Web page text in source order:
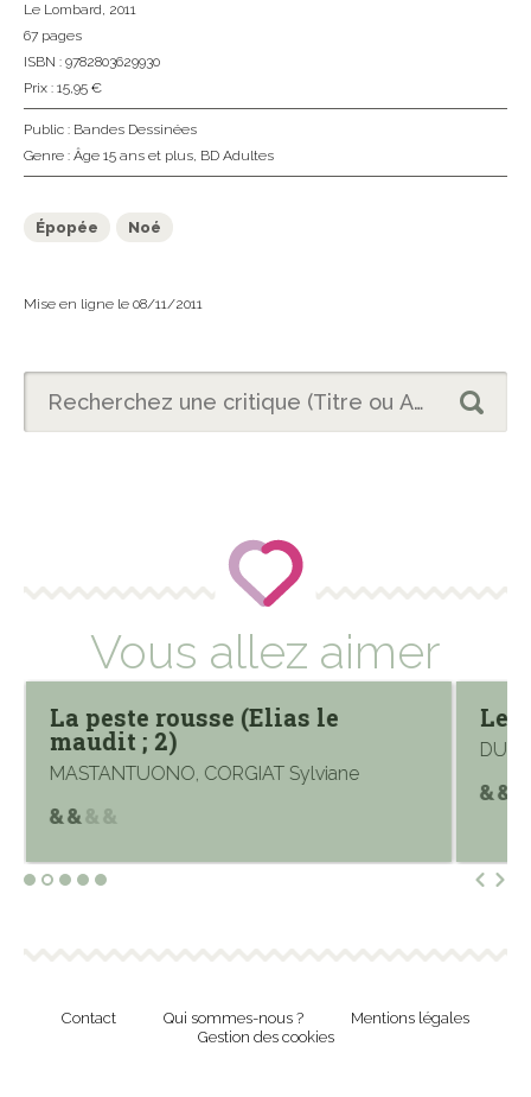
Le Lombard, 2011
67 pages
ISBN : 9782803629930
Prix : 15,95 €
Public : Bandes Dessinées
Genre : Âge 15 ans et plus, BD Adultes
Épopée Noé
Mise en ligne le 08/11/2011
Vous allez aimer
La peste rousse (Elias le
maudit ; 2)
MASTANTUONO, CORGIAT Sylviane
Les
Contact Qui sommes-nous ?
Mentions légales
Gestion des cookies